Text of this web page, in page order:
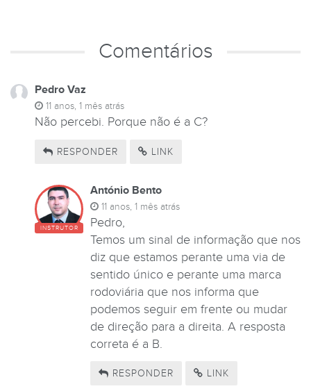
Comentários
Pedro Vaz
11 anos, 1 mês atrás
Não percebi. Porque não é a C?
RESPONDER LINK
INSTRUTOR
António Bento
11 anos, 1 mês atrás
Pedro,
Temos um sinal de informação que nos
diz que estamos perante uma via de
sentido único e perante uma marca
rodoviária que nos informa que
podemos seguir em frente ou mudar
de direção para a direita. A resposta
correta é a B.
RESPONDER LINK